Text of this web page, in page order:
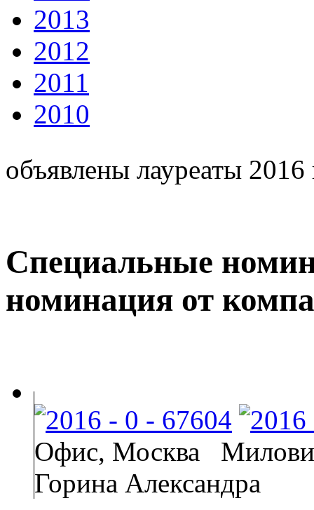
2013
2012
2011
2010
объявлены лауреаты 2016
Специальные
номинация от
Офис, Москва
Горина Александра